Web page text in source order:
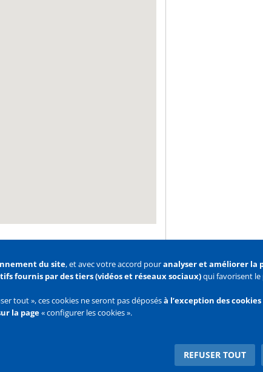
Flux
du site, et avec votre accord pouranalyser et améliorer la
fournis par des tiers (vidéos et réseaux sociaux)qui favorisent
tout », ces cookies ne seront pas déposésà l’exception des
la page« configurer les cookies ».
REFUSER TOUT